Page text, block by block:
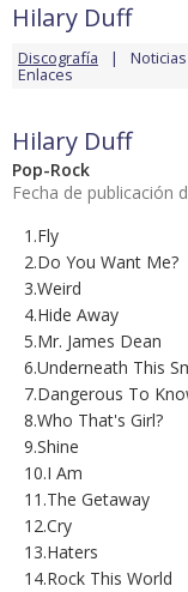
Hilary Duff
Discografía Noticias
Enlaces
Hilary Duff
Pop-Rock
Fecha de publicación
1.Fly
2.Do You Want Me?
3.Weird
4.Hide Away
5.Mr. James Dean
6.Underneath This
7.Dangerous To
8.Who That's Girl?
9.Shine
10.I Am
11.The Getaway
12.Cry
13.Haters
14.Rock This World